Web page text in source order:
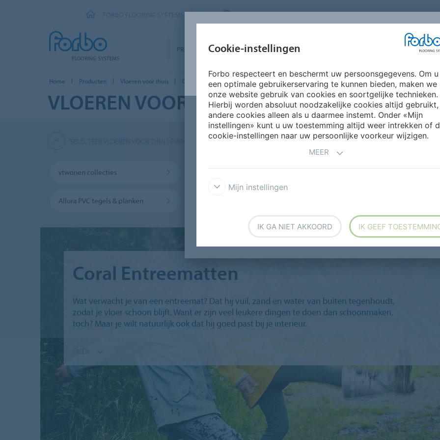
NETHERLANDS
PRODUCTEN SEGMENTEN
INSPIRATIE &
REFERENTIES
DUURZAAMHEID
Home Producten Vloeren voor thuis Coral Entreematten
VLOEREN VOOR THUIS
SELECTEER VLOEREN VOOR THUIS PRODUCTEN
vtwonen collecties
Allura PVC tegels & planken
Coral Entreematten
Wat verwacht je van een entreemat? Dat hij vuil, zand en water van buiten tegenhoudt,
zodat je vloer schoon blijft. Want er zijn veel leukere dingen te doen dan schoonmaken,
toch? Maar je wilt natuurlijk ook dat hij goed past bij je interieur.
Cookie-instellingen
Forbo respecteert en beschermt uw persoonsgegevens. Om u
een optimale gebruikerservaring te kunnen bieden, maken we
onze website gebruik van cookies en soortgelijke technieken.
Hierbij worden absoluut noodzakelijke cookies altijd gebruikt,
andere cookies alleen als u daarmee instemt. Onder «Mijn
instellingen» kunt u uw toestemming altijd weer intrekken of
cookie-instellingen naar uw persoonlijke voorkeur wijzigen.
MEER
Mijn instellingen
IK GA NIET AKKOORD IK GEEF